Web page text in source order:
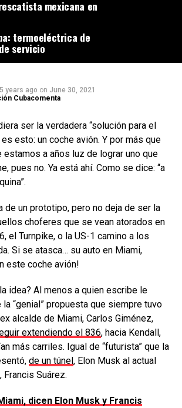
mexicana en
termoeléctrica de
servicio
5 years ago on June 30, 2021
Cubacomenta
ser la verdadera “solución para el
esto: un coche avión. Y por más que
a años luz de lograr uno que
pues no. Ya está ahí. Como se dice: “a
de un prototipo, pero no deja de ser la
choferes que se vean atorados en
el Turnpike, o la US-1 camino a los
Si se atasca… su auto en Miami,
este coche avión!
idea? Al menos a quien escribe le
“genial” propuesta que siempre tuvo
alcalde de Miami, Carlos Giménez,
extendiendo el 836, hacia Kendall,
más carriles. Igual de “futurista” que la
de un túnel, Elon Musk al actual
Suárez.
dicen Elon Musk y Francis